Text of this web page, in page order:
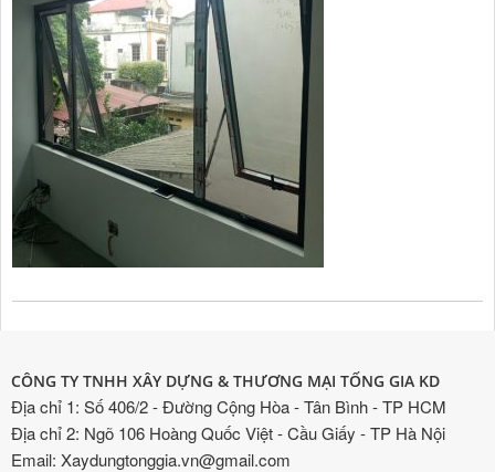
CÔNG TY TNHH XÂY DỰNG & THƯƠNG MẠI TỐNG GIA KD
Địa chỉ 1: Số 406/2 - Đường Cộng Hòa - Tân Bình - TP HCM
Địa chỉ 2: Ngõ 106 Hoàng Quốc Việt - Cầu Giấy - TP Hà Nội
Email: Xaydungtonggia.vn@gmail.com